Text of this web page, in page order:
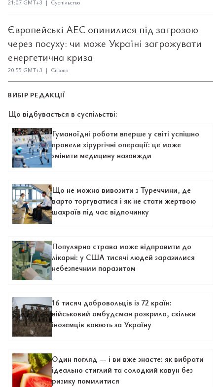
21:07 GMT+3 | Суспільство
Європейські АЕС опинилися під загрозою
через посуху: чи може Україні загрожувати
енергетична криза
20:55 GMT+3 | Європа
ВИБІР РЕДАКЦІЇ
Що відбувається в суспільстві:
Гуманоїдні роботи вперше у світі успішно
провели хірургічні операції: це може
змінити медицину назавжди
Що не можна вивозити з Туреччини, де
варто торгуватися і як не стати жертвою
шахраїв під час відпочинку
Популярна страва може відправити до
лікарні: у США тисячі людей заразилися
небезпечним паразитом
16 тисяч добровольців із 72 країн:
військовий омбудсман розкрила, скільки
іноземців воюють за Україну
Один погляд — і ви вже знаєте: як вибрати
ідеально стиглий та солодкий кавун без
ризику помилитися